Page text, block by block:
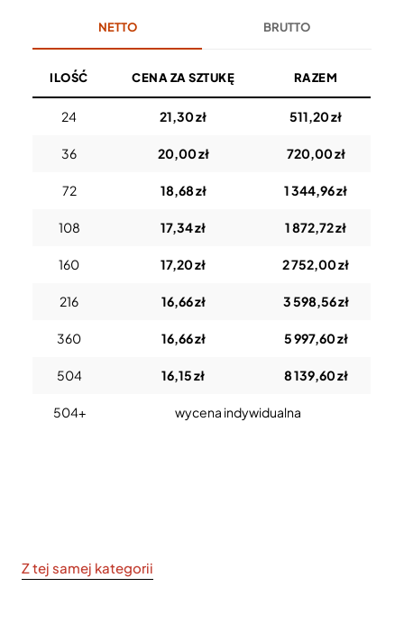
NETTO BRUTTO
ILOŚĆ CENA ZA SZTUKĘ RAZEM
24 21,30 zł 511,20 zł
36 20,00 zł 720,00 zł
72 18,68 zł 1 344,96 zł
108 17,34 zł 1 872,72 zł
160 17,20 zł 2 752,00 zł
216 16,66 zł 3 598,56 zł
360 16,66 zł 5 997,60 zł
504 16,15 zł 8 139,60 zł
504+ wycena indywidualna
Z tej samej kategorii